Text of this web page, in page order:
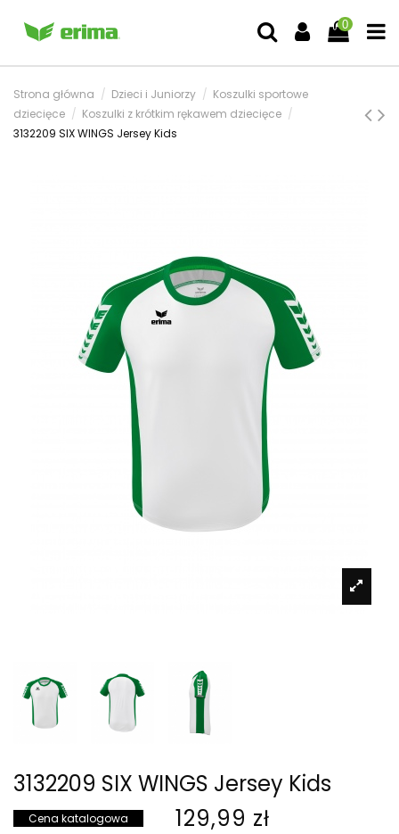
0
Strona główna Dzieci i Juniorzy
Koszulki sportowe
dziecięce
Koszulki z krótkim rękawem dziecięce
3132209 SIX WINGS Jersey Kids
3132209 SIX WINGS Jersey Kids
Cena katalogowa 129,99 zł